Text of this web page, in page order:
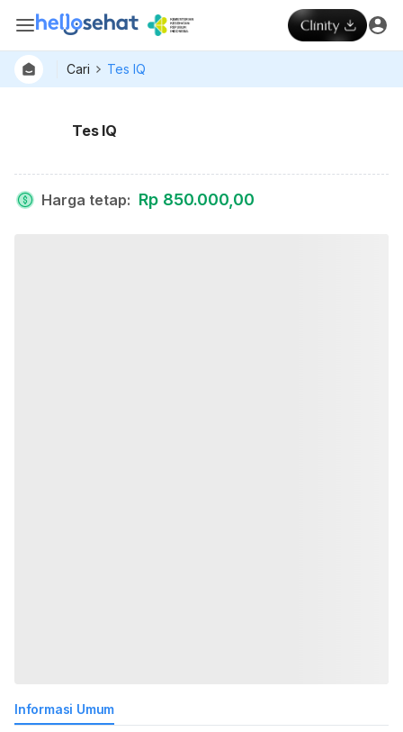
Cari Tes IQ
Tes IQ
Harga tetap: Rp 850.000,00
Informasi Umum